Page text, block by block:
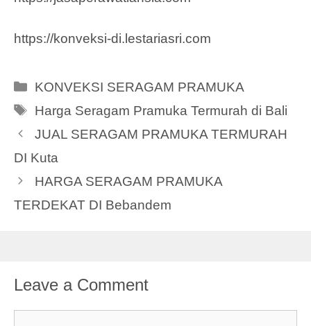
https://konveksi-di.lestariasri.com
Categories
KONVEKSI SERAGAM PRAMUKA
Tags
Harga Seragam Pramuka Termurah di Bali
JUAL SERAGAM PRAMUKA TERMURAH
DI Kuta
HARGA SERAGAM PRAMUKA
TERDEKAT DI Bebandem
Leave a Comment